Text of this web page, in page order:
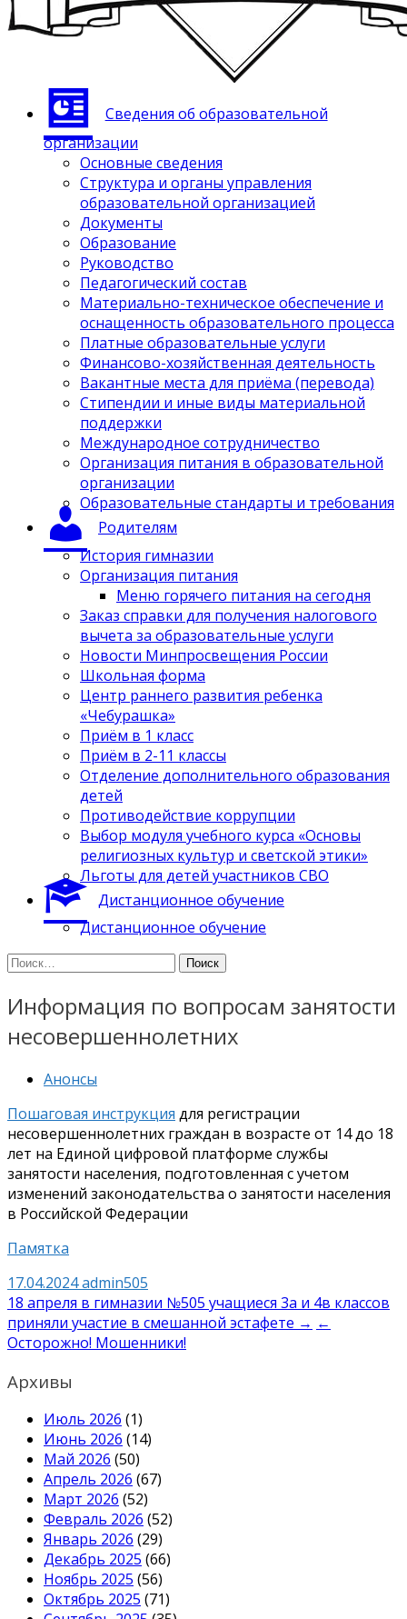
Сведения об образовательной
организации
Основные сведения
Структура и органы управления
образовательной организацией
Документы
Образование
Руководство
Педагогический состав
Материально-техническое обеспечение и
оснащенность образовательного процесса
Платные образовательные услуги
Финансово-хозяйственная деятельность
Вакантные места для приёма (перевода)
Стипендии и иные виды материальной
поддержки
Международное сотрудничество
Организация питания в образовательной
организации
Образовательные стандарты и требования
Родителям
История гимназии
Организация питания
Меню горячего питания на сегодня
Заказ справки для получения налогового
вычета за образовательные услуги
Новости Минпросвещения России
Школьная форма
Центр раннего развития ребенка
«Чебурашка»
Приём в 1 класс
Приём в 2-11 классы
Отделение дополнительного образования
детей
Противодействие коррупции
Выбор модуля учебного курса «Основы
религиозных культур и светской этики»
Льготы для детей участников СВО
Дистанционное обучение
Дистанционное обучение
Найти:
Информация по вопросам занятости
несовершеннолетних
Анонсы
Пошаговая инструкция для регистрации
несовершеннолетних граждан в возрасте от 14 до 18
лет на Единой цифровой платформе службы
занятости населения, подготовленная с учетом
изменений законодательства о занятости населения
в Российской Федерации
Памятка
17.04.2024admin505
Навигация
по
18 апреля в гимназии №505 учащиеся 3а и 4в классов
приняли участие в смешанной эстафете → ←
Осторожно! Мошенники!
Архивы
Июль 2026 (1)
Июнь 2026 (14)
Май 2026 (50)
Апрель 2026 (67)
Март 2026 (52)
Февраль 2026 (52)
Январь 2026 (29)
Декабрь 2025 (66)
Ноябрь 2025 (56)
Октябрь 2025 (71)